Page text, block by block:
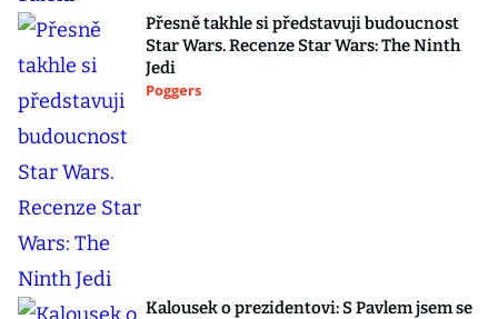
Přesně takhle si představuji budoucnost
Star Wars. Recenze Star Wars: The Ninth
Jedi
Poggers
Kalousek o prezidentovi: S Pavlem jsem se